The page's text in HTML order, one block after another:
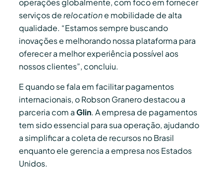
operações globalmente, com foco em fornecer
serviços derelocatione mobilidade de alta
qualidade. “Estamos sempre buscando
inovações e melhorando nossa plataforma para
oferecer a melhor experiência possível aos
nossos clientes”, concluiu.
E quando se fala em facilitar pagamentos
internacionais, o Robson Granero destacou a
parceria com aGlin. A empresa de pagamentos
tem sido essencial para sua operação, ajudando
a simplificar a coleta de recursos no Brasil
enquanto ele gerencia a empresa nos Estados
Unidos.